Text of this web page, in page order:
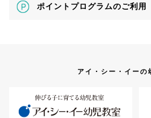
ポイントプログラムのご利用
アイ・シー・イーの